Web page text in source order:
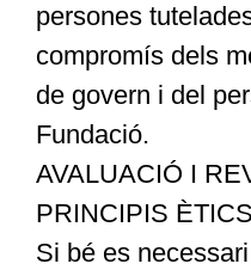
persones
compromís dels
de govern i del
Fundació.
AVALUACIÓ I
PRINCIPIS ÈTICS
Si bé es